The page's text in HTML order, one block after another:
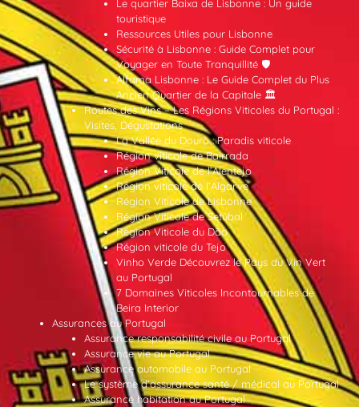
Le quartier Baixa de Lisbonne : Un guide
touristique
Ressources Utiles pour Lisbonne
Sécurité à Lisbonne : Guide Complet pour
Voyager en Toute Tranquillité 🛡️
Alfama Lisbonne : Le Guide Complet du Plus
Ancien Quartier de la Capitale 🏛️
Routes des Vins – Les Régions Viticoles du Portugal :
Visites, Dégustations
La Vallée du Douro : Paradis viticole
Région viticole de Bairrada
Région Viticole de l’Alentejo
Région viticole de l’Algarve
Région Viticole de Lisbonne
Région Viticole de Setúbal
Région Viticole du Dão
Région viticole du Tejo
Vinho Verde Découvrez le Pays du Vin Vert
au Portugal
7 Domaines Viticoles Incontournables de
Beira Interior
Assurances au Portugal
Assurance responsabilité civile au Portugal
Assurance vie au Portugal
Assurance automobile au Portugal
Le système d’assurance santé / médical au Portugal
Assurance habitation au Portugal